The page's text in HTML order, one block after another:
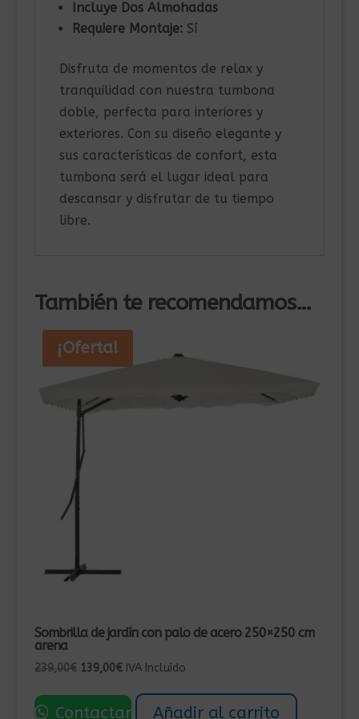
Incluye Dos Almohadas
Requiere Montaje:Sí
Disfruta de momentos de relax y
tranquilidad con nuestra tumbona
doble, perfecta para interiores y
exteriores. Con su diseño elegante y
sus características de confort, esta
tumbona será el lugar ideal para
descansar y disfrutar de tu tiempo
libre.
También te recomendamos…
¡Oferta!
Sombrilla de jardín con palo de acero 250×250 cm
arena
239,00€ El
original
139,00€El
actual
IVA Incluído
Contactar Añadir al carrito